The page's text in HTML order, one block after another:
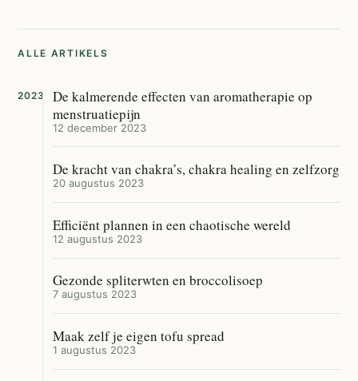
ALLE ARTIKELS
2023
De kalmerende effecten van aromatherapie op
menstruatiepijn
12 december 2023
De kracht van chakra’s, chakra healing en zelfzorg
20 augustus 2023
Efficiënt plannen in een chaotische wereld
12 augustus 2023
Gezonde spliterwten en broccolisoep
7 augustus 2023
Maak zelf je eigen tofu spread
1 augustus 2023